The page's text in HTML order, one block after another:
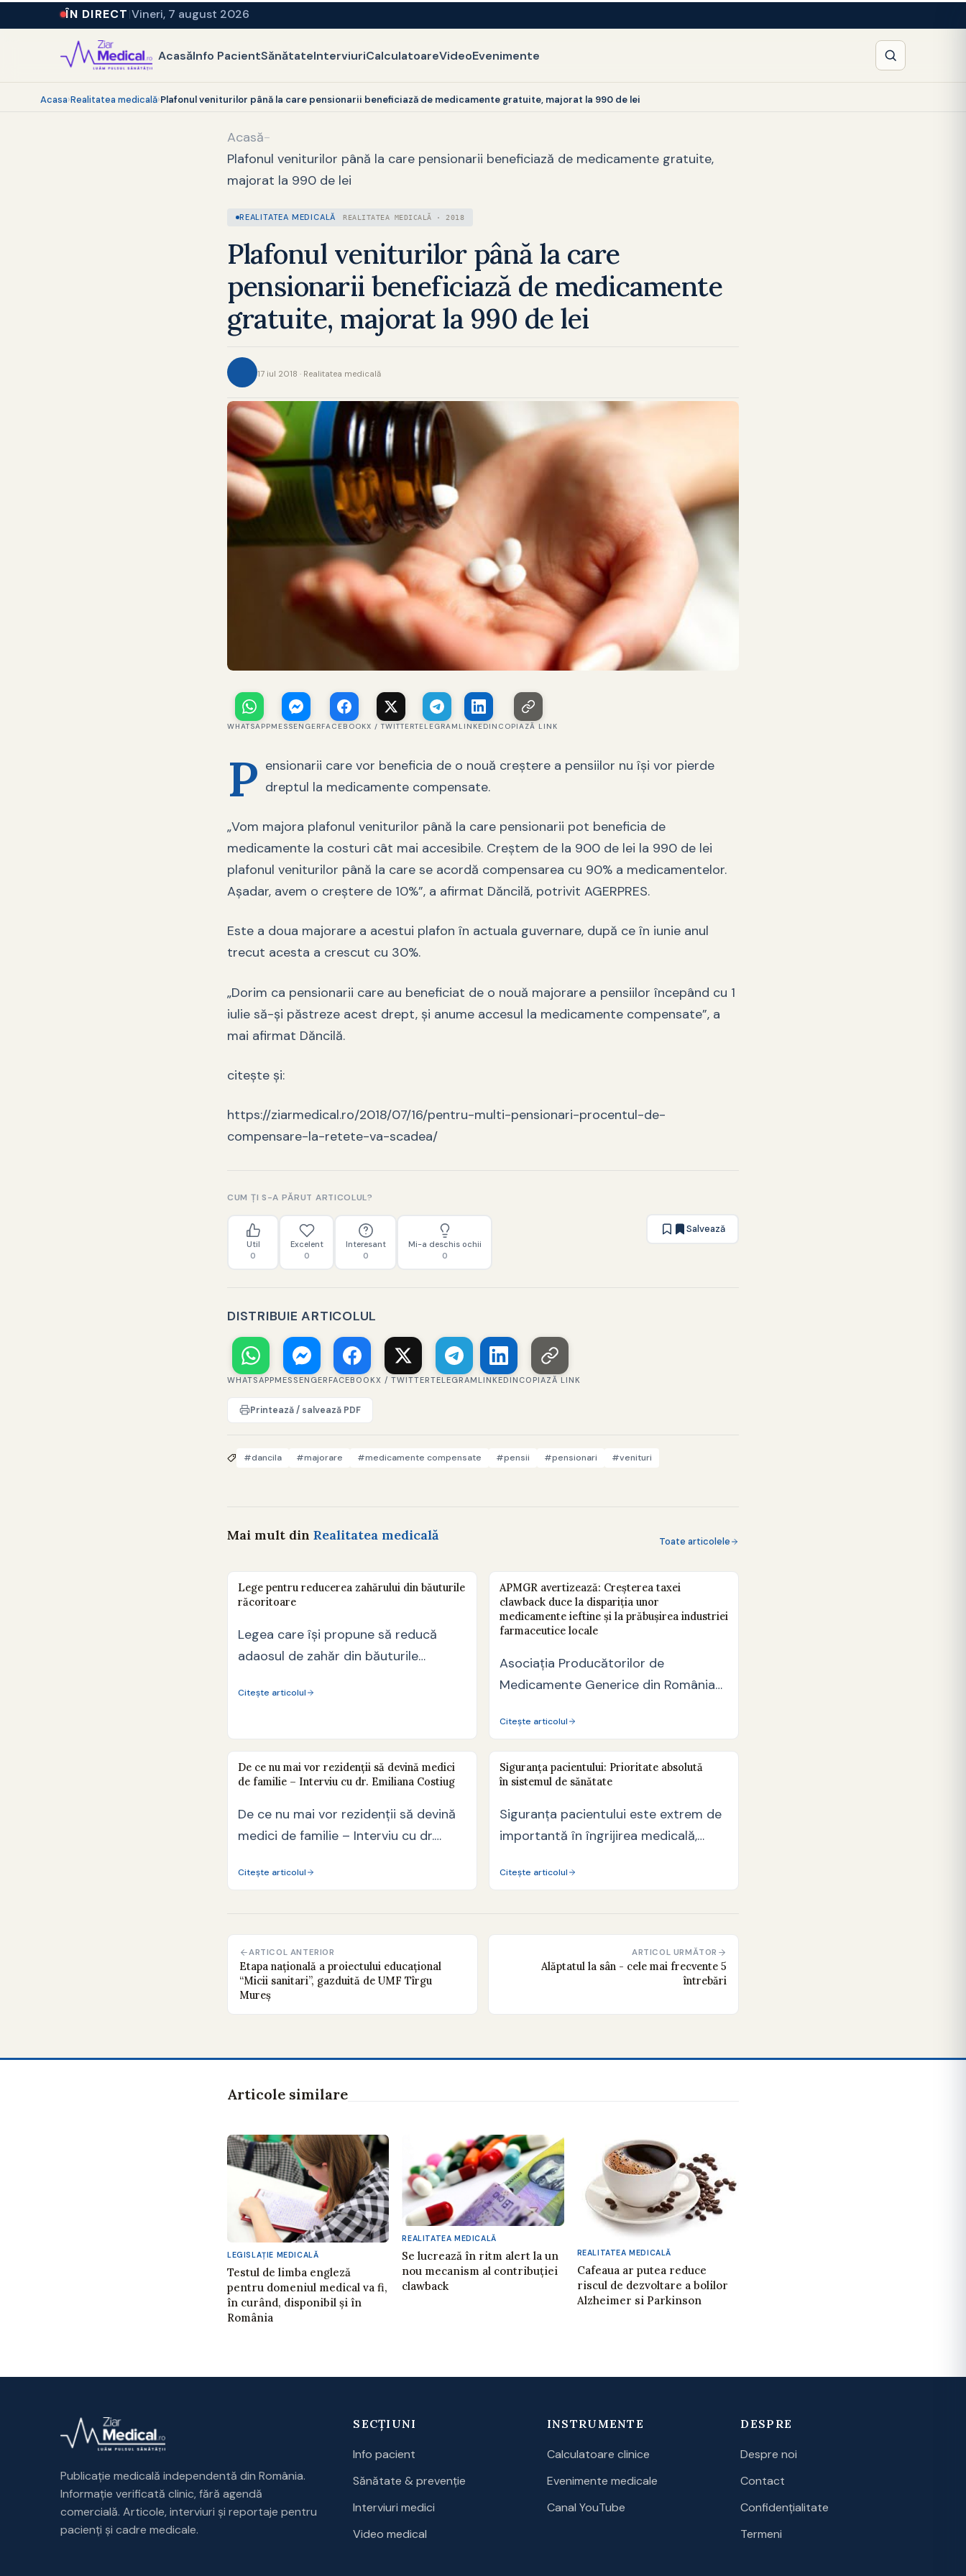
ÎN DIRECT Vineri, 7 august 2026
AcasăInfo PacientSănătateInterviuriCalculatoareVideoEvenimente
Acasa›Realitatea medicală›Plafonul veniturilor până la care pensionarii beneficiază de medicamente gratuite, majorat la 990 de lei
Acasă-
Plafonul veniturilor până la care pensionarii beneficiază de medicamente gratuite,
majorat la 990 de lei
REALITATEA MEDICALĂ REALITATEA MEDICALĂ · 2018
Plafonul veniturilor până la care
pensionarii beneficiază de medicamente
gratuite, majorat la 990 de lei
17 iul 2018 · Realitatea medicală
WHATSAPPMESSENGERFACEBOOKX / TWITTERTELEGRAM LINKEDIN COPIAZĂ LINK
P ensionarii care vor beneficia de o nouă creștere a pensiilor nu își vor pierde
dreptul la medicamente compensate.
„Vom majora plafonul veniturilor până la care pensionarii pot beneficia de
medicamente la costuri cât mai accesibile. Creştem de la 900 de lei la 990 de lei
plafonul veniturilor până la care se acordă compensarea cu 90% a medicamentelor.
Aşadar, avem o creştere de 10%”, a afirmat Dăncilă, potrivit AGERPRES.
Este a doua majorare a acestui plafon în actuala guvernare, după ce în iunie anul
trecut acesta a crescut cu 30%.
„Dorim ca pensionarii care au beneficiat de o nouă majorare a pensiilor începând cu 1
iulie să-şi păstreze acest drept, şi anume accesul la medicamente compensate”, a
mai afirmat Dăncilă.
citește și:
https://ziarmedical.ro/2018/07/16/pentru-multi-pensionari-procentul-de-
compensare-la-retete-va-scadea/
CUM ȚI S-A PĂRUT ARTICOLUL?
Util
0
Excelent
0
Interesant
0
Mi-a deschis ochii
0
Salvează
DISTRIBUIE ARTICOLUL
WHATSAPPMESSENGERFACEBOOKX / TWITTERTELEGRAMLINKEDIN COPIAZĂ LINK
Printează / salvează PDF
#dancila #majorare #medicamente compensate #pensii #pensionari #venituri
Mai mult din Realitatea medicală Toate articolele
Lege pentru reducerea zahărului din băuturile
răcoritoare
Legea care își propune să reducă
adaosul de zahăr din băuturile
Citește articolul
APMGR avertizează: Creșterea taxei
clawback duce la dispariția unor
medicamente ieftine și la prăbușirea industriei
farmaceutice locale
Asociația Producătorilor de
Medicamente Generice din România
clawback pe trimestrul 3…
Citește articolul
De ce nu mai vor rezidenții să devină medici
de familie – Interviu cu dr. Emiliana Costiug
De ce nu mai vor rezidenții să devină
medici de familie – Interviu cu dr.
Citește articolul
Siguranța pacientului: Prioritate absolută
în sistemul de sănătate
Siguranța pacientului este extrem de
importantă în îngrijirea medicală,
parcursul procedurilor medicale.…
Citește articolul
ARTICOL ANTERIOR
Etapa națională a proiectului educațional
“Micii sanitari”, gazduită de UMF Tîrgu
Mureș
ARTICOL URMĂTOR
Alăptatul la sân - cele mai frecvente 5
întrebări
Articole similare
LEGISLAŢIE MEDICALĂ
Testul de limba engleză
pentru domeniul medical va fi,
în curând, disponibil și în
România
REALITATEA MEDICALĂ
Se lucrează în ritm alert la un
nou mecanism al contribuției
clawback
REALITATEA MEDICALĂ
Cafeaua ar putea reduce
riscul de dezvoltare a bolilor
Alzheimer si Parkinson
Publicație medicală independentă din România.
Informație verificată clinic, fără agendă
comercială. Articole, interviuri și reportaje pentru
pacienți și cadre medicale.
SECȚIUNI
Info pacient
Sănătate & prevenție
Interviuri medici
Video medical
INSTRUMENTE
Calculatoare clinice
Evenimente medicale
Canal YouTube
DESPRE
Despre noi
Contact
Confidențialitate
Termeni